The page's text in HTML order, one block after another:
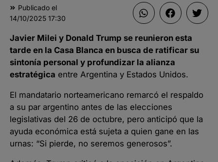
Publicado el
14/10/2025 17:30
Javier Milei y Donald Trump se reunieron esta
tarde en la Casa Blanca en busca de ratificar su
sintonía personal y profundizar la alianza
estratégica entre Argentina y Estados Unidos.
El mandatario norteamericano remarcó el respaldo
a su par argentino antes de las elecciones
legislativas del 26 de octubre, pero anticipó que la
ayuda económica está sujeta a quien gane en las
urnas: “Si pierde, no seremos generosos”.